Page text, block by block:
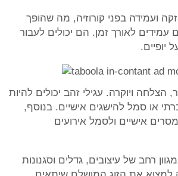
ועמידה בפני קורוזיה, מה שהופך
עמידים לאורך זמן. הם יכולים לעבור
יופיים.
ויוקרה. עגילי זהב יכולים להיות
או סמל להישגים אישיים. בנוסף,
אישיים ולסמל אירועים
רחב של עיצובים, גדלים וסגנונות